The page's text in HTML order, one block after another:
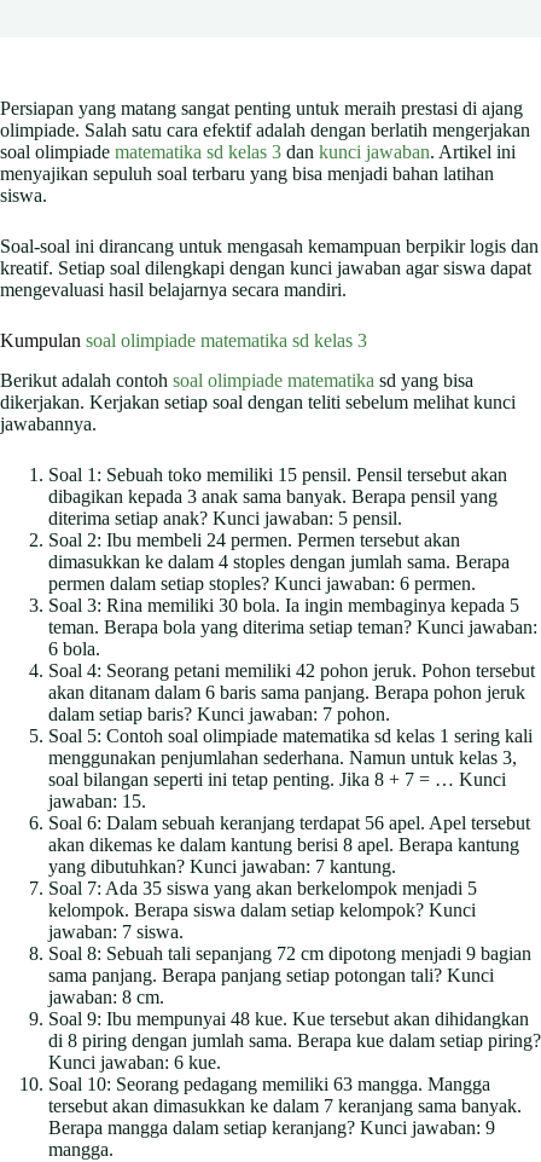
Persiapan yang matang sangat penting untuk meraih prestasi di ajang
olimpiade. Salah satu cara efektif adalah dengan berlatih mengerjakan
soal olimpiade matematika sd kelas 3 dan kunci jawaban. Artikel ini
menyajikan sepuluh soal terbaru yang bisa menjadi bahan latihan
siswa.
Soal-soal ini dirancang untuk mengasah kemampuan berpikir logis dan
kreatif. Setiap soal dilengkapi dengan kunci jawaban agar siswa dapat
mengevaluasi hasil belajarnya secara mandiri.
Kumpulan soal olimpiade matematika sd kelas 3
Berikut adalah contoh soal olimpiade matematika sd yang bisa
dikerjakan. Kerjakan setiap soal dengan teliti sebelum melihat kunci
jawabannya.
Soal 1: Sebuah toko memiliki 15 pensil. Pensil tersebut akan
dibagikan kepada 3 anak sama banyak. Berapa pensil yang
diterima setiap anak? Kunci jawaban: 5 pensil.
Soal 2: Ibu membeli 24 permen. Permen tersebut akan
dimasukkan ke dalam 4 stoples dengan jumlah sama. Berapa
permen dalam setiap stoples? Kunci jawaban: 6 permen.
Soal 3: Rina memiliki 30 bola. Ia ingin membaginya kepada 5
teman. Berapa bola yang diterima setiap teman? Kunci jawaban:
6 bola.
Soal 4: Seorang petani memiliki 42 pohon jeruk. Pohon tersebut
akan ditanam dalam 6 baris sama panjang. Berapa pohon jeruk
dalam setiap baris? Kunci jawaban: 7 pohon.
Soal 5: Contoh soal olimpiade matematika sd kelas 1 sering kali
menggunakan penjumlahan sederhana. Namun untuk kelas 3,
soal bilangan seperti ini tetap penting. Jika 8 + 7 = … Kunci
jawaban: 15.
Soal 6: Dalam sebuah keranjang terdapat 56 apel. Apel tersebut
akan dikemas ke dalam kantung berisi 8 apel. Berapa kantung
yang dibutuhkan? Kunci jawaban: 7 kantung.
Soal 7: Ada 35 siswa yang akan berkelompok menjadi 5
kelompok. Berapa siswa dalam setiap kelompok? Kunci
jawaban: 7 siswa.
Soal 8: Sebuah tali sepanjang 72 cm dipotong menjadi 9 bagian
sama panjang. Berapa panjang setiap potongan tali? Kunci
jawaban: 8 cm.
Soal 9: Ibu mempunyai 48 kue. Kue tersebut akan dihidangkan
di 8 piring dengan jumlah sama. Berapa kue dalam setiap piring?
Kunci jawaban: 6 kue.
Soal 10: Seorang pedagang memiliki 63 mangga. Mangga
tersebut akan dimasukkan ke dalam 7 keranjang sama banyak.
Berapa mangga dalam setiap keranjang? Kunci jawaban: 9
mangga.